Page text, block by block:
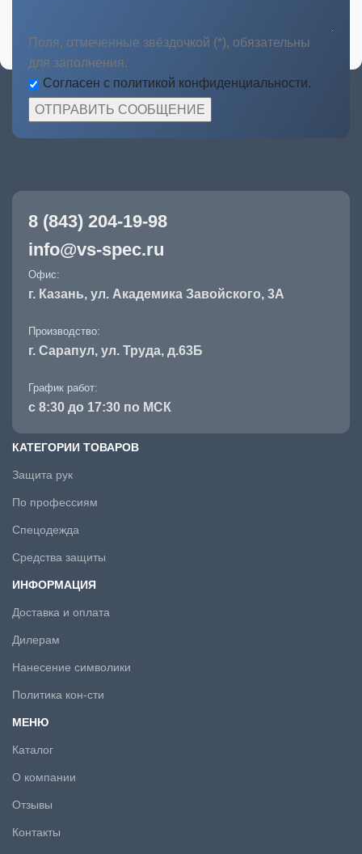
Поля, отмеченные звёздочкой (*), обязательны
для заполнения.
Согласен с политикой конфиденциальности.
КАТЕГОРИИ ТОВАРОВ
Защита рук
По профессиям
Спецодежда
Средства защиты
ИНФОРМАЦИЯ
Доставка и оплата
Дилерам
Нанесение символики
Политика кон-сти
МЕНЮ
Каталог
О компании
Отзывы
Контакты
8 (843) 204-19-98
info@vs-spec.ru
Офис:
г. Казань, ул. Академика Завойского, 3А
Производство:
г. Сарапул, ул. Труда, д.63Б
График работ:
с 8:30 до 17:30 по МСК